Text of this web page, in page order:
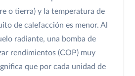
o tierra) y la temperatura de
de calefacción es menor. Al
radiante, una bomba de
rendimientos (COP) muy
que por cada unidad de